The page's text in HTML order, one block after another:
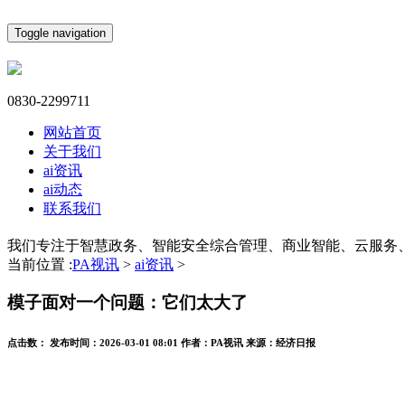
Toggle navigation
0830-2299711
网站首页
关于我们
ai资讯
ai动态
联系我们
我们专注于智慧政务、智能安全综合管理、商业智能、云服务
当前位置 :PA视讯 > ai资讯 >
模子面对一个问题：它们太大了
点击数： 发布时间： 2026-03-01 08:01 作者： PA视讯 来源： 经济日报